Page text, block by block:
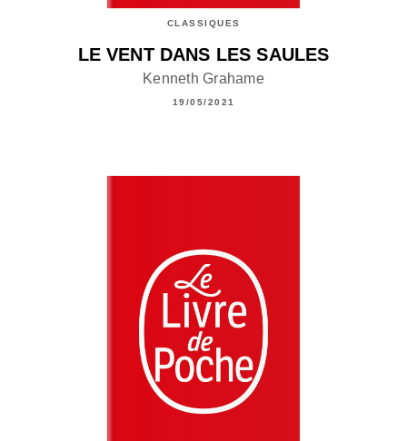
CLASSIQUES
LE VENT DANS LES SAULES
Kenneth Grahame
19/05/2021